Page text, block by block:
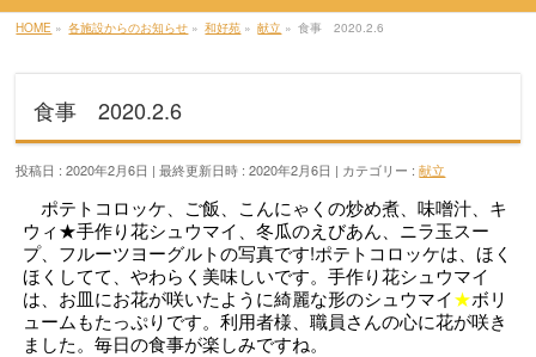
HOME » 各施設からのお知らせ » 和好苑 » 献立 » 食事 2020.2.6
食事 2020.2.6
投稿日 : 2020年2月6日 最終更新日時 : 2020年2月6日 カテゴリー :献立
ポテトコロッケ、ご飯、こんにゃくの炒め煮、味噌汁、キ
ウィ★手作り花シュウマイ、冬瓜のえびあん、ニラ玉スー
プ、フルーツヨーグルトの写真です!ポテトコロッケは、ほく
ほくしてて、やわらく美味しいです。手作り花シュウマイ
は、お皿にお花が咲いたように綺麗な形のシュウマイ★ボリ
ュームもたっぷりです。利用者様、職員さんの心に花が咲き
ました。毎日の食事が楽しみですね。